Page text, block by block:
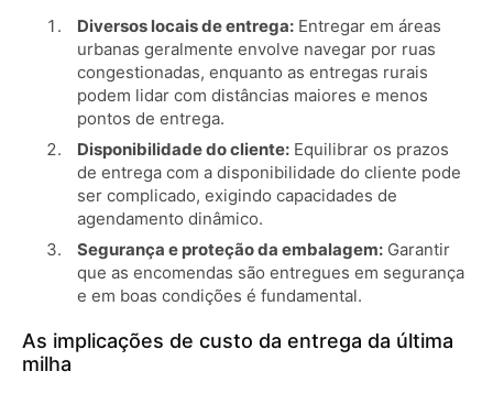
Diversos locais de entrega: Entregar em áreas
urbanas geralmente envolve navegar por ruas
congestionadas, enquanto as entregas rurais
podem lidar com distâncias maiores e menos
pontos de entrega.
Disponibilidade do cliente: Equilibrar os prazos
de entrega com a disponibilidade do cliente pode
ser complicado, exigindo capacidades de
agendamento dinâmico.
Segurança e proteção da embalagem: Garantir
que as encomendas são entregues em segurança
e em boas condições é fundamental.
As implicações de custo da entrega da última
milha